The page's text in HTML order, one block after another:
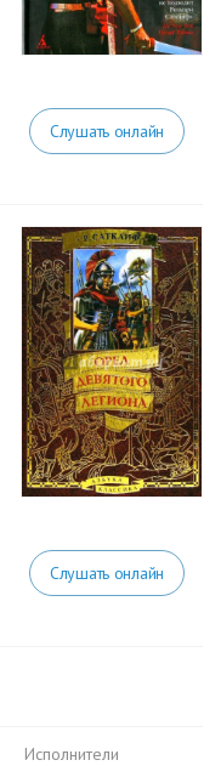
Слушать онлайн
Слушать онлайн
Исполнители